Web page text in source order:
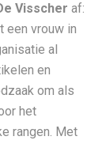
Visscher af:
een vrouw in
al
en
om als
het
rangen. Met